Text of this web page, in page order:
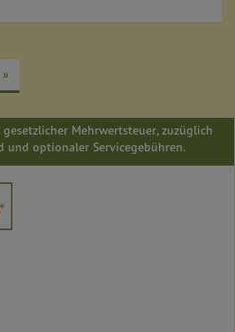
»
Mehrwertsteuer, zuzüglich
und optionaler Servicegebühren.